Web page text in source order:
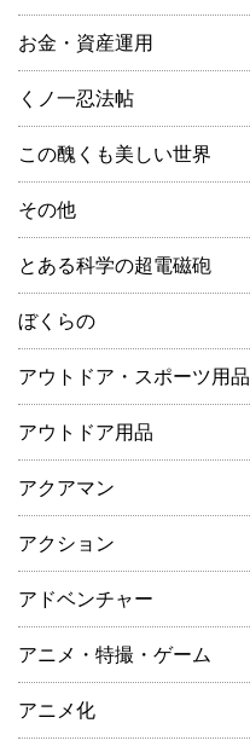
お金・資産運用
くノ一忍法帖
この醜くも美しい世界
その他
とある科学の超電磁砲
ぼくらの
アウトドア・スポーツ用品
アウトドア用品
アクアマン
アクション
アドベンチャー
アニメ・特撮・ゲーム
アニメ化